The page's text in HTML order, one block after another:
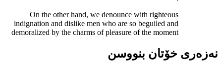
On the other hand, we denounce with righteous
indignation and dislike men who are so beguiled and
demoralized by the charms of pleasure of the moment
نەزەری خۆتان بنووسن